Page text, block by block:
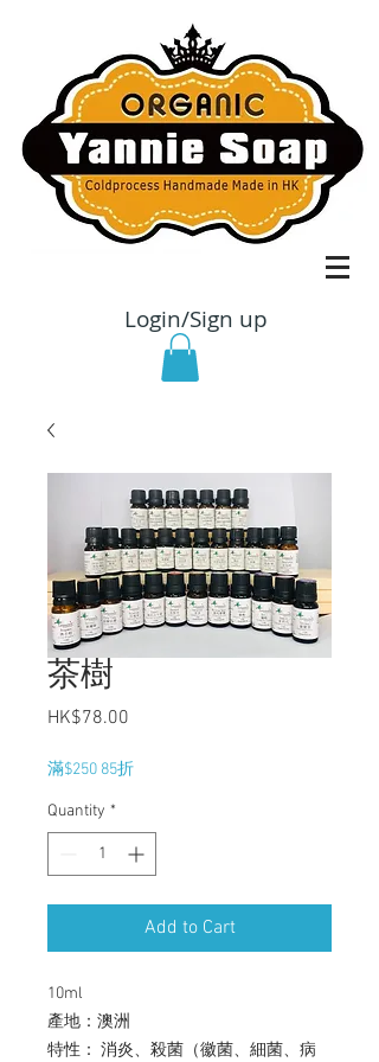
Login/Sign up
茶樹
HK$78.00
滿$250 85折
Quantity *
Add to Cart
10ml
產地：澳洲
特性： 消炎、殺菌（徽菌、細菌、病